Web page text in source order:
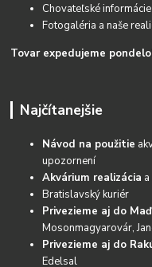
Chovateľské informácie
Fotogaléria a naše
Tovar expedujeme
Najčítanejšie
Návod na použitie
upozornení
Akvárium realizácia
Bratislavský kuriér
Privezieme aj do
Mosonmagyarovár,
Privezieme aj do
Edelsal